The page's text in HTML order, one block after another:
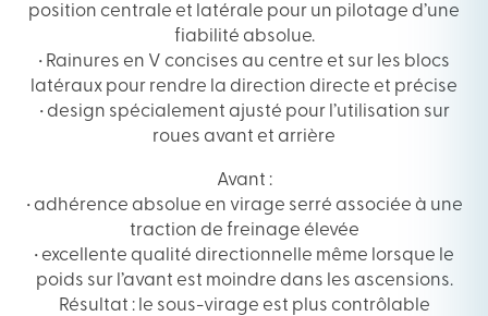
position centrale et latérale pour un pilotage d’une
fiabilité absolue.
• Rainures en V concises au centre et sur les blocs
latéraux pour rendre la direction directe et précise
• design spécialement ajusté pour l’utilisation sur
roues avant et arrière
Avant :
• adhérence absolue en virage serré associée à une
traction de freinage élevée
• excellente qualité directionnelle même lorsque le
poids sur l’avant est moindre dans les ascensions.
Résultat : le sous-virage est plus contrôlable